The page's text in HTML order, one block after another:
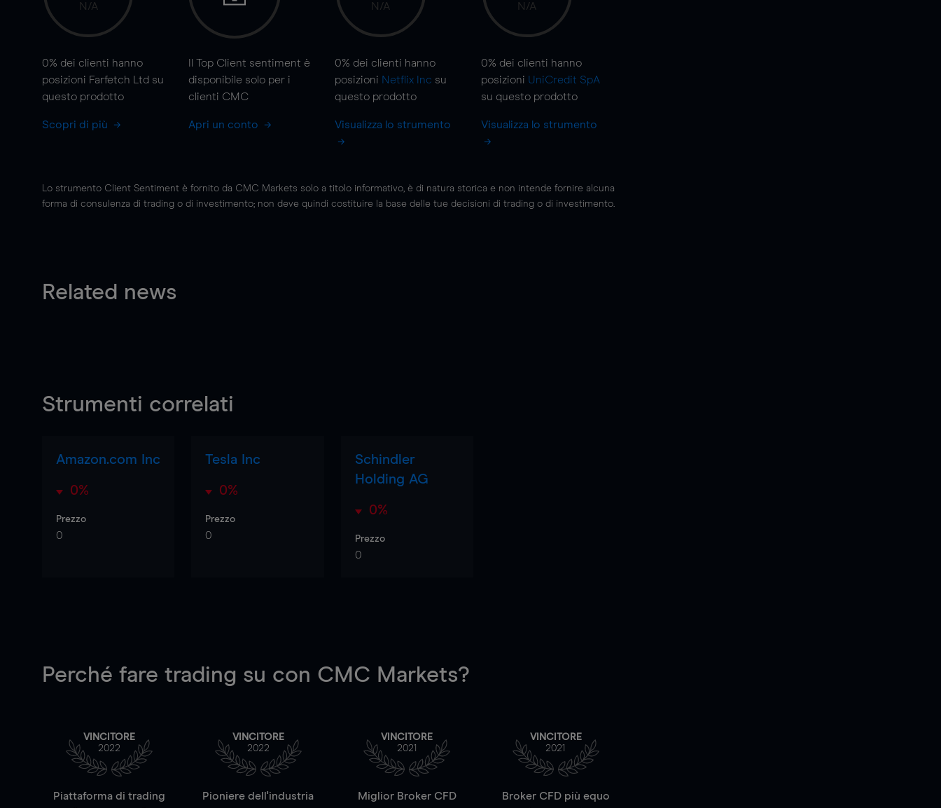
N/A
0% dei clienti hanno
posizioni Farfetch Ltd su
questo prodotto
Scopri di più
Il Top Client sentiment è
disponibile solo per i
clienti CMC
Apri un conto
N/A
0% dei clienti hanno
posizioni Netflix Inc su
questo prodotto
Visualizza lo strumento
N/A
0% dei clienti hanno
posizioni UniCredit SpA
su questo prodotto
Visualizza lo strumento
Lo strumento Client Sentiment è fornito da CMC Markets solo a titolo informativo, è di natura storica e non intende fornire alcuna
forma di consulenza di trading o di investimento; non deve quindi costituire la base delle tue decisioni di trading o di investimento.
Related news
Strumenti correlati
Amazon.com Inc
0%
Prezzo
0
Tesla Inc
0%
Prezzo
0
Schindler
Holding AG
0%
Prezzo
0
Perché fare trading su con CMC Markets?
VINCITORE
2022
Piattaforma di trading
VINCITORE
2022
Pioniere dell'industria
VINCITORE
2021
Miglior Broker CFD
VINCITORE
2021
Broker CFD più equo